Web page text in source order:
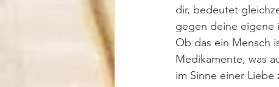
dir, bedeutet
gegen deine eigene
Ob das ein Mensch
Medikamente, was
im Sinne einer